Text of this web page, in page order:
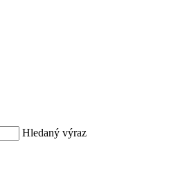
Hledaný výraz